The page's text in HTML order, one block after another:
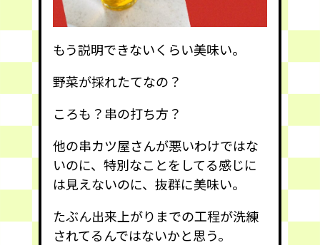
もう説明できないくらい美味い。
野菜が採れたてなの？
ころも？串の打ち方？
他の串カツ屋さんが悪いわけではな
いのに、特別なことをしてる感じに
は見えないのに、抜群に美味い。
たぶん出来上がりまでの工程が洗練
されてるんではないかと思う。